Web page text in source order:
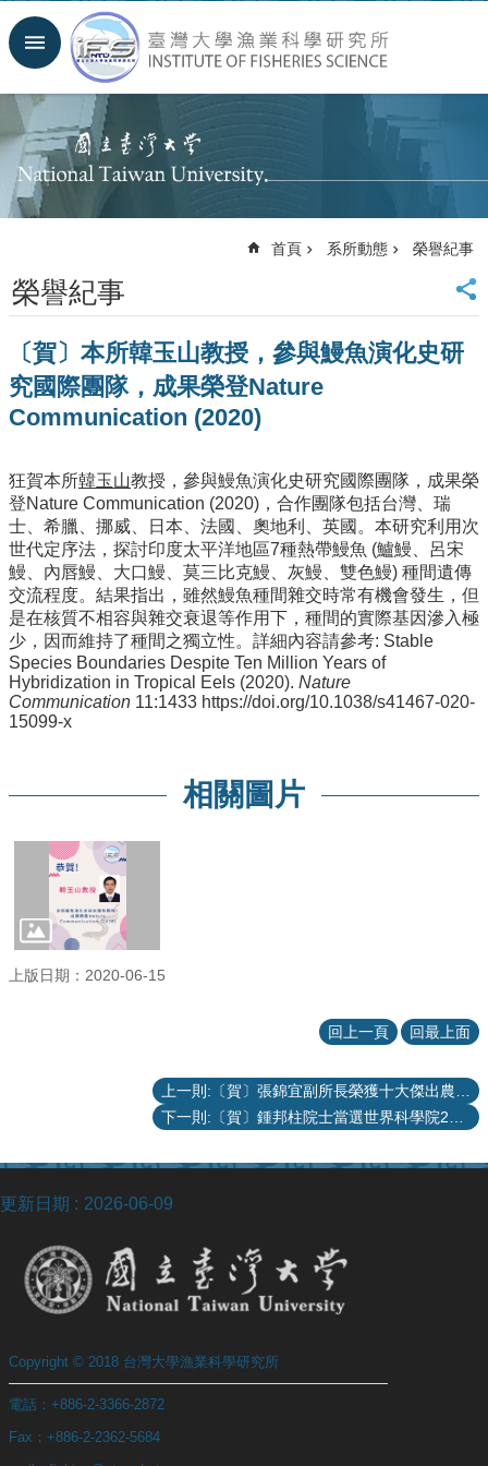
跳到主要內容區塊
進
搜
尋
回
首
頁
首
頁
絡
資
訊
English
所
動
態
關
於
我
們
系
所
成
學
研
程
地
圖
表
格
首頁 系所動態 榮譽紀事
榮譽紀事
〔賀〕本所韓玉山教授，參與鰻魚演化史研
究國際團隊，成果榮登Nature
Communication (2020)
狂賀本所韓玉山教授，參與鰻魚演化史研究國際團隊，成果榮
登Nature Communication (2020)，合作團隊包括台灣、瑞
士、希臘、挪威、日本、法國、奧地利、英國。本研究利用次
世代定序法，探討印度太平洋地區7種熱帶鰻魚 (鱸鰻、呂宋
鰻、內唇鰻、大口鰻、莫三比克鰻、灰鰻、雙色鰻) 種間遺傳
交流程度。結果指出，雖然鰻魚種間雜交時常有機會發生，但
是在核質不相容與雜交衰退等作用下，種間的實際基因滲入極
少，因而維持了種間之獨立性。詳細內容請參考: Stable
Species Boundaries Despite Ten Million Years of
Hybridization in Tropical Eels (2020). Nature
Communication 11:1433 https://doi.org/10.1038/s41467-020-
15099-x
相關圖片
上版日期：2020-06-15
回上一頁 回最上面
更新日期 2026-06-09
Copyright © 2018 台灣大學漁業科學研究所
電話：+886-2-3366-2872
Fax：+886-2-2362-5684